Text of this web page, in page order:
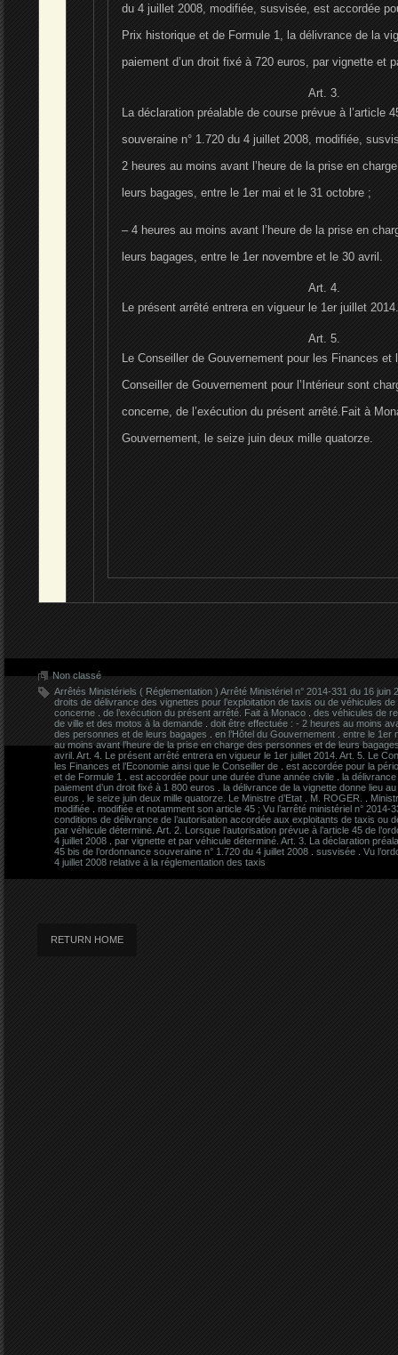
du 4 juillet 2008, modifiée, susvisée, est accordée
Prix historique et de Formule 1, la délivrance de la
paiement d’un droit fixé à 720 euros, par vignette et
Art. 3.
La déclaration préalable de course prévue à l’article
souveraine n° 1.720 du 4 juillet 2008, modifiée,
2 heures au moins avant l’heure de la prise en
leurs bagages, entre le 1er mai et le 31 octobre ;
– 4 heures au moins avant l’heure de la prise en
leurs bagages, entre le 1er novembre et le 30 avril.
Art. 4.
Le présent arrêté entrera en vigueur le 1er juillet 2014.
Art. 5.
Le Conseiller de Gouvernement pour les Finances et
Conseiller de Gouvernement pour l’Intérieur sont
concerne, de l’exécution du présent arrêté. Fait à
Gouvernement, le seize juin deux mille quatorze.
Non classé
Arrêtés Ministériels ( Réglementation ) Arrêté Ministériel n° 2014-331 du 16 juin
droits de délivrance des vignettes pour l’exploitation de taxis ou de véhicules de
concerne
de l’exécution du présent arrêté. Fait à Monaco
des véhicules de
de ville et des motos à la demande
doit être effectuée : - 2 heures au moins
des personnes et de leurs bagages
en l’Hôtel du Gouvernement
entre le 1er
au moins avant l’heure de la prise en charge des personnes et de leurs
avril. Art. 4. Le présent arrêté entrera en vigueur le 1er juillet 2014. Art. 5. Le
les Finances et l’Economie ainsi que le Conseiller de
est accordée pour la
et de Formule 1
est accordée pour une durée d’une année civile
la
paiement d’un droit fixé à 1 800 euros
la délivrance de la vignette donne lieu
euros
le seize juin deux mille quatorze. Le Ministre d’Etat M. ROGER.
modifiée
modifiée et notamment son article 45 ; Vu l’arrêté ministériel n° 2014-
conditions de délivrance de l’autorisation accordée aux exploitants de taxis ou
par véhicule déterminé. Art. 2. Lorsque l’autorisation prévue à l’article 45 de
4 juillet 2008
par vignette et par véhicule déterminé. Art. 3. La déclaration
45 bis de l’ordonnance souveraine n° 1.720 du 4 juillet 2008
susvisée
Vu
4 juillet 2008 relative à la réglementation des taxis
RETURN HOME